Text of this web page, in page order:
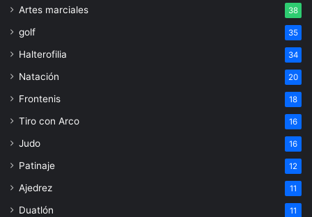
Artes marciales 38
golf 35
Halterofilia 34
Natación 20
Frontenis 18
Tiro con Arco 16
Judo 16
Patinaje 12
Ajedrez 11
Duatlón 11